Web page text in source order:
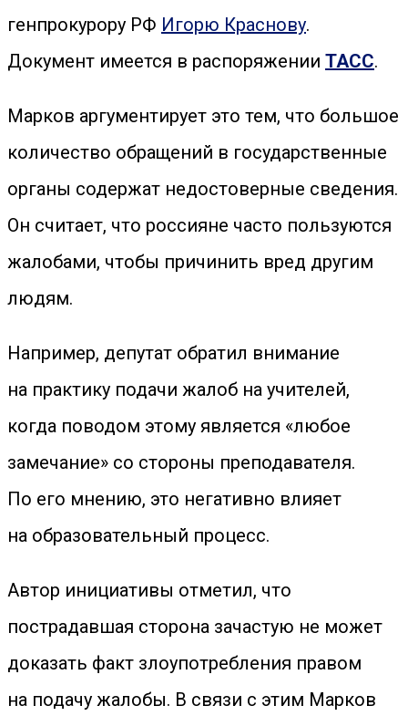
генпрокурору РФ Игорю Краснову.
Документ имеется в распоряжении ТАСС.
Марков аргументирует это тем, что большое
количество обращений в государственные
органы содержат недостоверные сведения.
Он считает, что россияне часто пользуются
жалобами, чтобы причинить вред другим
людям.
Например, депутат обратил внимание
на практику подачи жалоб на учителей,
когда поводом этому является «любое
замечание» со стороны преподавателя.
По его мнению, это негативно влияет
на образовательный процесс.
Автор инициативы отметил, что
пострадавшая сторона зачастую не может
доказать факт злоупотребления правом
на подачу жалобы. В связи с этим Марков